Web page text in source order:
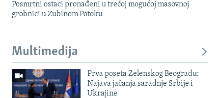
Posmrtni ostaci pronađeni u trećoj mogućoj masovnoj
grobnici u Zubinom Potoku
Multimedija
Prva poseta Zelenskog Beogradu:
Najava jačanja saradnje Srbije i
Ukrajine